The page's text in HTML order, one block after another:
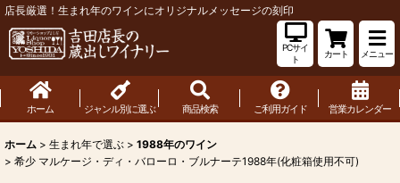
店長厳選！生まれ年のワインにオリジナルメッセージの刻印
PCサイ
ト
カート メニュー
ホーム ジャンル別に選ぶ 商品検索 ご利用ガイド 営業カレンダー
ホーム > 生まれ年で選ぶ > 1988年のワイン
> 希少 マルケージ・ディ・バローロ・ブルナーテ1988年(化粧箱使用不可)